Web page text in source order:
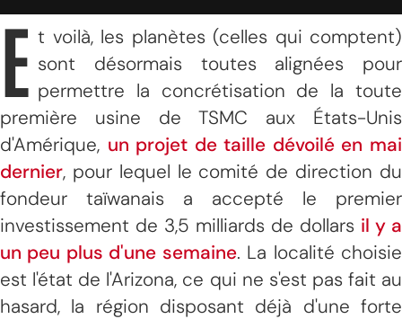
E t voilà, les planètes (celles qui comptent)
sont désormais toutes alignées pour
permettre la concrétisation de la toute
première usine de TSMC aux États-Unis
d'Amérique, un projet de taille dévoilé en mai
dernier, pour lequel le comité de direction du
fondeur taïwanais a accepté le premier
investissement de 3,5 milliards de dollars il y a
un peu plus d'une semaine. La localité choisie
est l'état de l'Arizona, ce qui ne s'est pas fait au
hasard, la région disposant déjà d'une forte